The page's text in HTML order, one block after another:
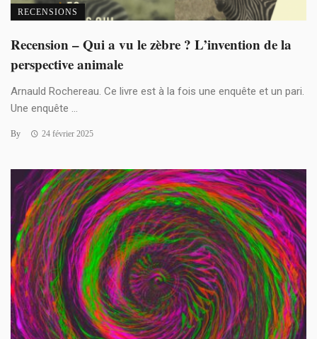
RECENSIONS
Recension – Qui a vu le zèbre ? L’invention de la
perspective animale
Arnauld Rochereau. Ce livre est à la fois une enquête et un pari.
Une enquête ...
By 24 février 2025